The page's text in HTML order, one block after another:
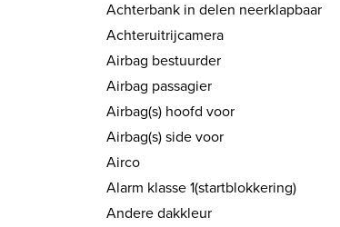
Achterbank in delen neerklapbaar
Achteruitrijcamera
Airbag bestuurder
Airbag passagier
Airbag(s) hoofd voor
Airbag(s) side voor
Airco
Alarm klasse 1(startblokkering)
Andere dakkleur